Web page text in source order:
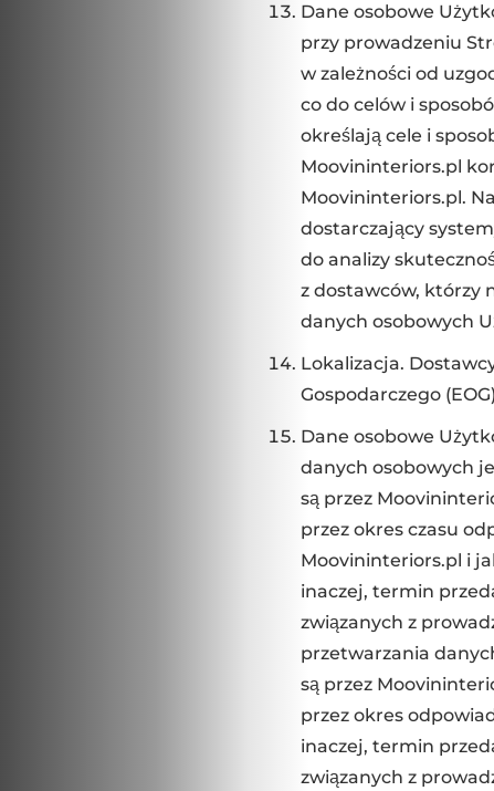
Dane osobowe
przy prowadzeniu
w zależności od
co do celów i
określają cele i
Moovininteriors.pl
Moovininteriors.pl.
dostarczający
do analizy
z dostawców, którzy
danych osobowych
Lokalizacja.
Gospodarczego
Dane osobowe
danych osobowych
są przez
przez okres czasu
Moovininteriors.pl i
inaczej, termin
związanych z
przetwarzania
są przez
przez okres
inaczej, termin
związanych z